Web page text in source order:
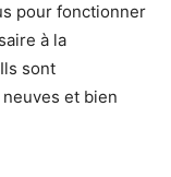
pour fonctionner
à la
sont
et bien